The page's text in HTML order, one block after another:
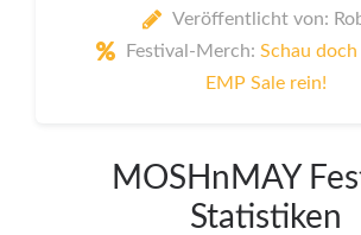
Veröffentlicht von:
Festival-Merch: Schau
EMP Sale rein!
MOSHnMAY
Statistiken